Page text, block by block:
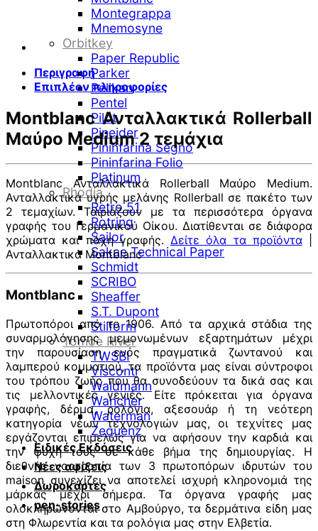
Montegrappa
Mnemosyne
Orbitkey
Paper Republic
Parker
Pelikan
Pentel
Pilot
Pineider
Pininfarina Segno
Pininfarina Folio
Platinum
Rhodia
Retro 51
Rotring
Sailor
Sakae Technical Paper
Schmidt
SCRIBO
Sheaffer
S.T. Dupont
Stilform
Tomoe River
TWSBI
Visconti
Waldmann
Wancher
Waterman
Zequenz
Ειδικές Εκδόσεις
Νέες αφίξεις
Δωροκάρτες
pen-stories
Περιγραφή
Επιπλέον πληροφορίες
Montblanc Ανταλλακτικά Rollerball
Μαύρο Medium 2 τεμάχια
Montblanc Ανταλλακτικά Rollerball Μαύρο Medium.
Ανταλλακτικά υγρής μελάνης Rollerball σε πακέτο των
2 τεμαχίων. Ταιριάζουν με τα περισσότερα όργανα
γραφής του Γερμανικού Οίκου. Διατίθενται σε διάφορα
χρώματα και πάχη γραφής. Δείτε όλα τα προϊόντα|
Ανταλλακτικά Montblanc
Montblanc
Πρωτοπόροι από το 1906. Από τα αρχικά στάδια της
συναρμολόγησης μεμονωμένων εξαρτημάτων μέχρι
την παρουσίαση ενός πραγματικά ζωντανού και
λαμπερού κομματιού, τα προϊόντα μας είναι σύντροφοι
του τρόπου ζωής που θα συνοδεύουν τα δικά σας και
τις μελλοντικές γενιές. Είτε πρόκειται για όργανα
γραφής, δέρμα, ρολόγια, αξεσουάρ ή τη νεότερη
κατηγορία νέων τεχνολογιών μας, οι τεχνίτες μας
εργάζονται επιμελώς για να αφήσουν την καρδιά και
την ψυχή τους σε κάθε βήμα της δημιουργίας. Η
διεθνής νοοτροπία των 3 πρωτοπόρων ιδρυτών του
maison συνεχίζει να αποτελεί ισχυρή κληρονομιά της
μάρκας μέχρι σήμερα. Τα όργανα γραφής μας
ολοκληρώνονται στο Αμβούργο, τα δερμάτινα είδη μας
στη Φλωρεντία και τα ρολόγια μας στην Ελβετία.